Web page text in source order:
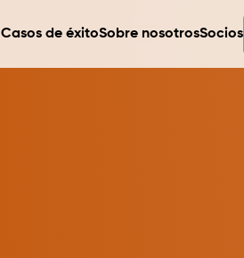
Casos de éxitoSobre nosotrosSocios